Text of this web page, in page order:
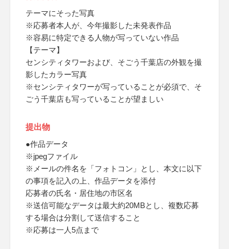
テーマにそった写真
※応募者本人が、今年撮影した未発表作品
※容易に特定できる人物が写っていない作品
【テーマ】
センシティタワーおよび、そごう千葉店の外観を撮
影したカラー写真
※センシティタワーが写っていることが必須で、そ
ごう千葉店も写っていることが望ましい
提出物
●作品データ
※jpegファイル
※メールの件名を「フォトコン」とし、本文に以下
の事項を記入の上、作品データを添付
応募者の氏名・居住地の市区名
※送信可能なデータは最大約20MBとし、複数応募
する場合は分割して送信すること
※応募は一人5点まで